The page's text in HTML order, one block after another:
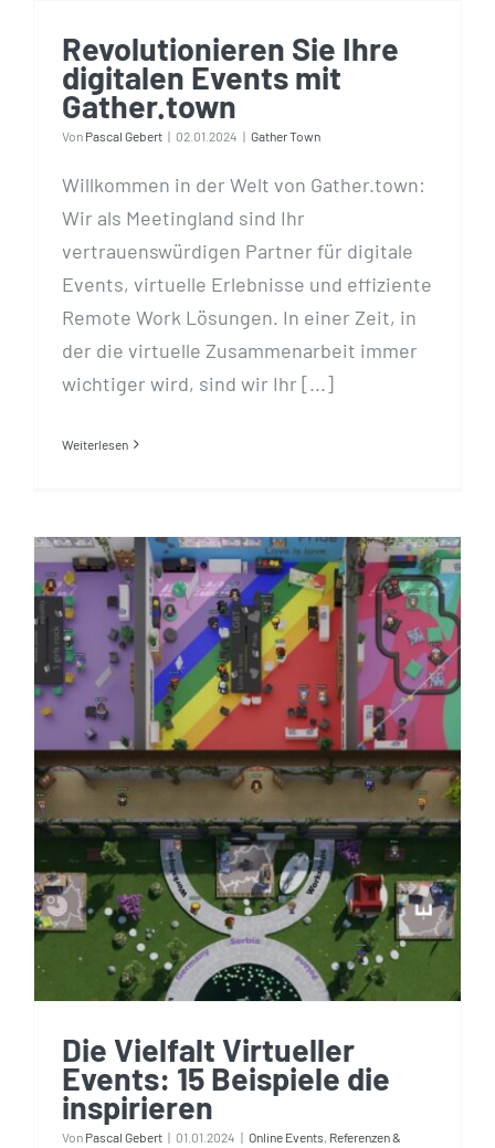
Revolutionieren Sie Ihre
digitalen Events mit
Gather.town
Von Pascal Gebert | 02.01.2024 | Gather Town
Willkommen in der Welt von Gather.town:
Wir als Meetingland sind Ihr
vertrauenswürdigen Partner für digitale
Events, virtuelle Erlebnisse und effiziente
Remote Work Lösungen. In einer Zeit, in
der die virtuelle Zusammenarbeit immer
wichtiger wird, sind wir Ihr [...]
Weiterlesen
Die Vielfalt Virtueller
Events: 15 Beispiele die
inspirieren
Die Vielfalt Virtueller
Events: 15 Beispiele die
inspirieren
Von Pascal Gebert | 01.01.2024 | Online Events, Referenzen &